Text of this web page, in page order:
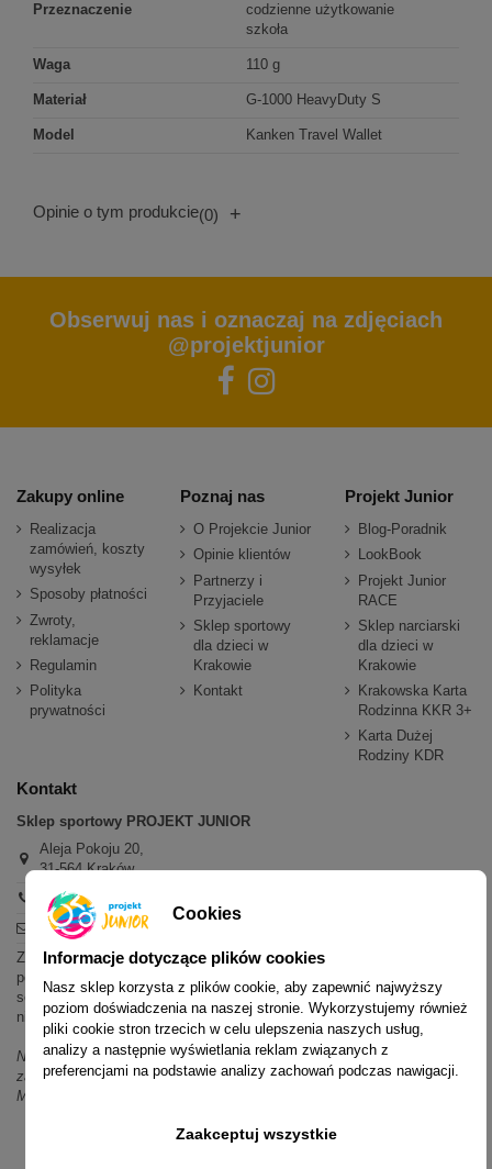
Przeznaczenie
codzienne użytkowanie
szkoła
Waga 110 g
Materiał G-1000 HeavyDuty S
Model Kanken Travel Wallet
Opinie o tym produkcie(0) +
Obserwuj nas i oznaczaj na zdjęciach
@projektjunior
Zakupy online
Realizacja
zamówień, koszty
wysyłek
Sposoby płatności
Zwroty,
reklamacje
Regulamin
Polityka
prywatności
Poznaj nas
O Projekcie Junior
Opinie klientów
Partnerzy i
Przyjaciele
Sklep sportowy
dla dzieci w
Krakowie
Kontakt
Projekt Junior
Blog-Poradnik
LookBook
Projekt Junior
RACE
Sklep narciarski
dla dzieci w
Krakowie
Krakowska Karta
Rodzinna KKR 3+
Karta Dużej
Rodziny KDR
Kontakt
Sklep sportowy PROJEKT JUNIOR
Aleja Pokoju 20,
31-564 Kraków
+48 600 779 897
sklep@projektjunior.pl
Zapraszamy do sklepu stacjonarnego:
poniedziałek - piątek: 11.00-19.00
sobota: 10.00-14.00
niedziela (każda): nieczynne
Nie odpowiadamy na wiadomości SMS. W sprawach dotyczących
zamówień i oferty prosimy o kontakt mailowy, telefoniczny lub przez
Messenger.
Cookies
Informacje dotyczące plików cookies
Nasz sklep korzysta z plików cookie, aby zapewnić najwyższy
poziom doświadczenia na naszej stronie. Wykorzystujemy również
pliki cookie stron trzecich w celu ulepszenia naszych usług,
analizy a następnie wyświetlania reklam związanych z
preferencjami na podstawie analizy zachowań podczas nawigacji.
Zaakceptuj wszystkie